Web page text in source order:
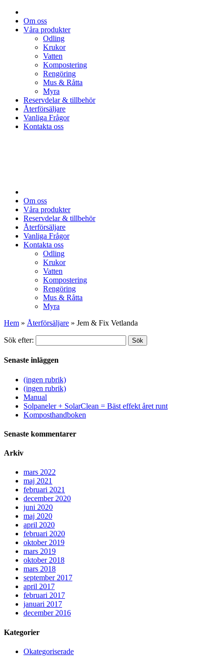
Om oss
Våra produkter
Odling
Krukor
Vatten
Kompostering
Rengöring
Mus & Råtta
Myra
Reservdelar & tillbehör
Återförsäljare
Vanliga Frågor
Kontakta oss
Om oss
Våra produkter
Reservdelar & tillbehör
Återförsäljare
Vanliga Frågor
Kontakta oss
Odling
Krukor
Vatten
Kompostering
Rengöring
Mus & Råtta
Myra
Hem » Återförsäljare » Jem & Fix Vetlanda
Sök efter: Sök
Senaste inläggen
(ingen rubrik)
(ingen rubrik)
Manual
Solpaneler + SolarClean = Bäst effekt året runt
Komposthandboken
Senaste kommentarer
Arkiv
mars 2022
maj 2021
februari 2021
december 2020
juni 2020
maj 2020
april 2020
februari 2020
oktober 2019
mars 2019
oktober 2018
mars 2018
september 2017
april 2017
februari 2017
januari 2017
december 2016
Kategorier
Okategoriserade